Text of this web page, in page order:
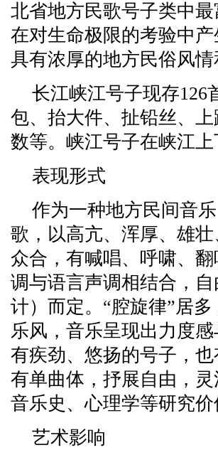
北省地方民歌号子类中
在对生命极限的考验中
具有浓厚的地方民俗风
长江峡江号子现存126
包、抬大件、扯铅丝、
数等。峡江号子在峡江
表现形式
作为一种地方民间音
歌，以高亢、浑厚、雄
众合，有喊唱、呼啸、
调与语言声调相结合，
计）而定。“腔旋律”居
乐风，音乐呈现出力度
有疾劲、悠扬的号子，
有单曲体，抒展自由，
音乐史、心理学等研究
艺术影响